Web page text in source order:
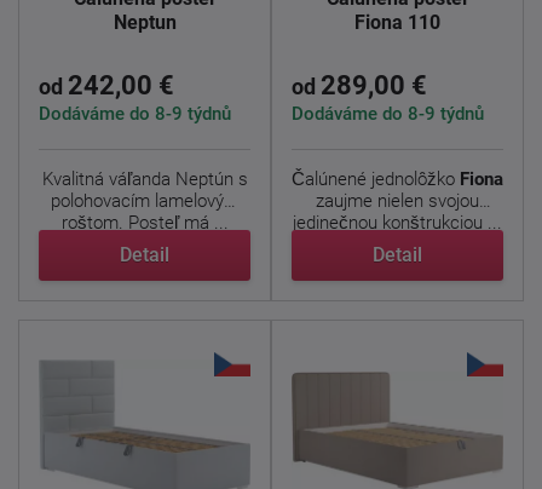
Neptun
od 242,00 €
Dodáváme do 8-9 týdnů
Kvalitná váľanda Neptún s
polohovacím lamelovým
roštom. Posteľ má ...
Detail
Fiona 110
od 289,00 €
Dodáváme do 8-9 týdnů
Čalúnené jednolôžko Fiona
zaujme nielen svojou
jedinečnou konštrukciou ...
Detail